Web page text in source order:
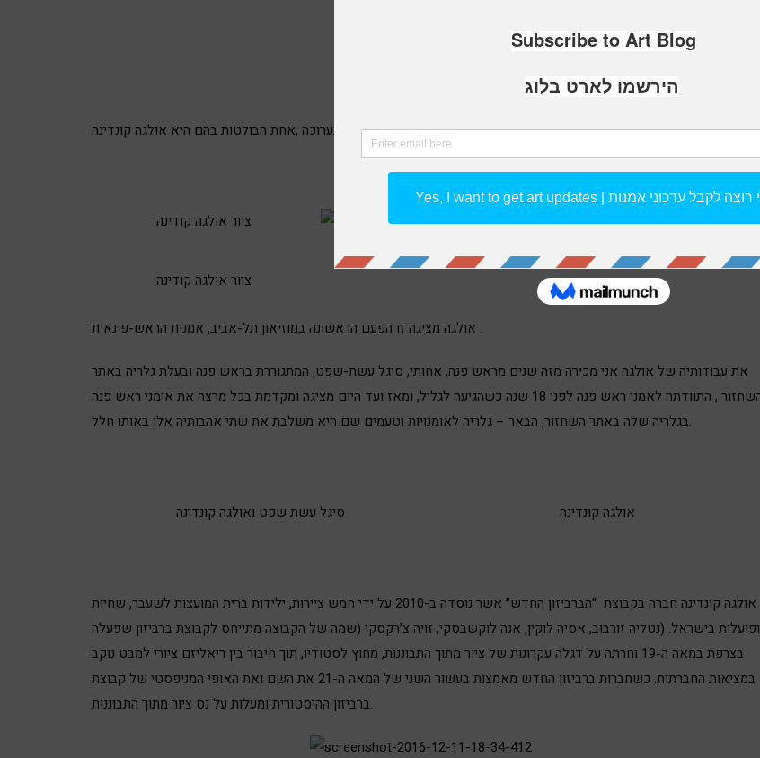
אמנים רבים מחו”ל ומהארץ מציגים בתערוכה ,אחת הבולטות בהם היא אולגה קונדינה ,
ציור אולגה קודינה
METADATA-START
ציור אולגה קודינה
אולגה מציגה זו הפעם הראשונה במוזיאון תל-אביב, אמנית הראש-פינאית .
את עבודותיה של אולגה אני מכירה מזה שנים מראש פנה, אחותי, סיגל עשת-שפט, המתגוררת בראש פנה ובעלת גלריה באתר
השחזור , התוודתה לאמני ראש פנה לפני 18 שנה כשהגיעה לגליל, ומאז ועד היום מציגה ומקדמת בכל מרצה את אומני ראש פנה
בגלריה שלה באתר השחזור, הבאר – גלריה לאומנויות וטעמים שם היא משלבת את שתי אהבותיה אלו באותו חלל.
סיגל עשת שפט ואולגה קונדינה אולגה קונדינה
אולגה קונדינה חברה בקבוצת “הברביזון החדש” אשר נוסדה ב-2010 על ידי חמש ציירות, ילידות ברית המועצות לשעבר, שחיות
ופועלות בישראל. (נטליה זורבוב, אסיה לוקין, אנה לוקשבסקי, זויה צ’רקסקי (שמה של הקבוצה מתייחס לקבוצת ברביזון שפעלה
בצרפת במאה ה-19 וחרתה על דגלה עקרונות של ציור מתוך התבוננות, מחוץ לסטודיו, תוך חיבור בין ריאליזם ציורי למבט נוקב
במציאות החברתית. כשחברות ברביזון החדש מאמצות בעשור השני של המאה ה-21 את השם ואת האופי המניפסטי של קבוצת
ברביזון ההיסטורית ומעלות על נס ציור מתוך התבוננות.